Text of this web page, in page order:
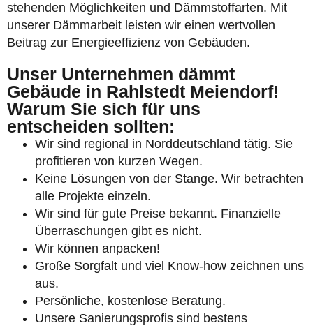
stehenden Möglichkeiten und Dämmstoffarten. Mit
unserer Dämmarbeit leisten wir einen wertvollen
Beitrag zur Energieeffizienz von Gebäuden.
Unser Unternehmen dämmt
Gebäude in Rahlstedt Meiendorf!
Warum Sie sich für uns
entscheiden sollten:
Wir sind regional in Norddeutschland tätig. Sie
profitieren von kurzen Wegen.
Keine Lösungen von der Stange. Wir betrachten
alle Projekte einzeln.
Wir sind für gute Preise bekannt. Finanzielle
Überraschungen gibt es nicht.
Wir können anpacken!
Große Sorgfalt und viel Know-how zeichnen uns
aus.
Persönliche, kostenlose Beratung.
Unsere Sanierungsprofis sind bestens